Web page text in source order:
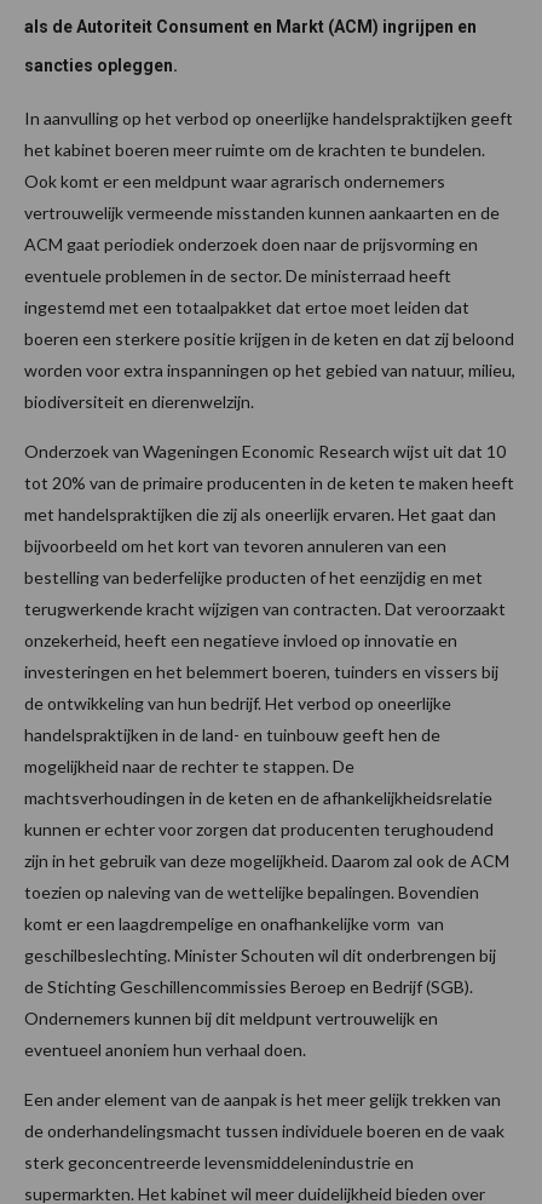
als de Autoriteit Consument en Markt (ACM) ingrijpen en
sancties opleggen.
In aanvulling op het verbod op oneerlijke handelspraktijken geeft
het kabinet boeren meer ruimte om de krachten te bundelen.
Ook komt er een meldpunt waar agrarisch ondernemers
vertrouwelijk vermeende misstanden kunnen aankaarten en de
ACM gaat periodiek onderzoek doen naar de prijsvorming en
eventuele problemen in de sector. De ministerraad heeft
ingestemd met een totaalpakket dat ertoe moet leiden dat
boeren een sterkere positie krijgen in de keten en dat zij beloond
worden voor extra inspanningen op het gebied van natuur, milieu,
biodiversiteit en dierenwelzijn.
Onderzoek van Wageningen Economic Research wijst uit dat 10
tot 20% van de primaire producenten in de keten te maken heeft
met handelspraktijken die zij als oneerlijk ervaren. Het gaat dan
bijvoorbeeld om het kort van tevoren annuleren van een
bestelling van bederfelijke producten of het eenzijdig en met
terugwerkende kracht wijzigen van contracten. Dat veroorzaakt
onzekerheid, heeft een negatieve invloed op innovatie en
investeringen en het belemmert boeren, tuinders en vissers bij
de ontwikkeling van hun bedrijf. Het verbod op oneerlijke
handelspraktijken in de land- en tuinbouw geeft hen de
mogelijkheid naar de rechter te stappen. De
machtsverhoudingen in de keten en de afhankelijkheidsrelatie
kunnen er echter voor zorgen dat producenten terughoudend
zijn in het gebruik van deze mogelijkheid. Daarom zal ook de ACM
toezien op naleving van de wettelijke bepalingen. Bovendien
komt er een laagdrempelige en onafhankelijke vorm van
geschilbeslechting. Minister Schouten wil dit onderbrengen bij
de Stichting Geschillencommissies Beroep en Bedrijf (SGB).
Ondernemers kunnen bij dit meldpunt vertrouwelijk en
eventueel anoniem hun verhaal doen.
Een ander element van de aanpak is het meer gelijk trekken van
de onderhandelingsmacht tussen individuele boeren en de vaak
sterk geconcentreerde levensmiddelenindustrie en
supermarkten. Het kabinet wil meer duidelijkheid bieden over